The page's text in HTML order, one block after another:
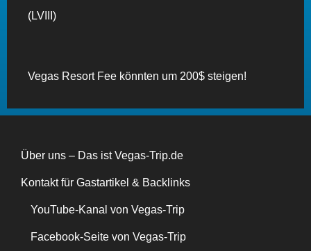
(LVIII)
Vegas Resort Fee könnten um 200$ steigen!
Über uns – Das ist Vegas-Trip.de
Kontakt für Gastartikel & Backlinks
YouTube-Kanal von Vegas-Trip
Facebook-Seite von Vegas-Trip